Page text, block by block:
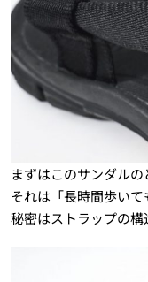
まずはこのサンダルの
それは「長時間歩いて
秘密はストラップの構